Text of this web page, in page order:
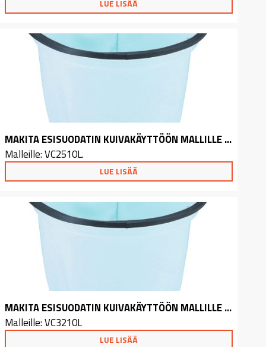
LUE LISÄÄ
MAKITA ESISUODATIN KUIVAKÄYTTÖÖN MALLILLE VC2510L
Malleille: VC2510L.
LUE LISÄÄ
MAKITA ESISUODATIN KUIVAKÄYTTÖÖN MALLILLE VC3210L
Malleille: VC3210L
LUE LISÄÄ